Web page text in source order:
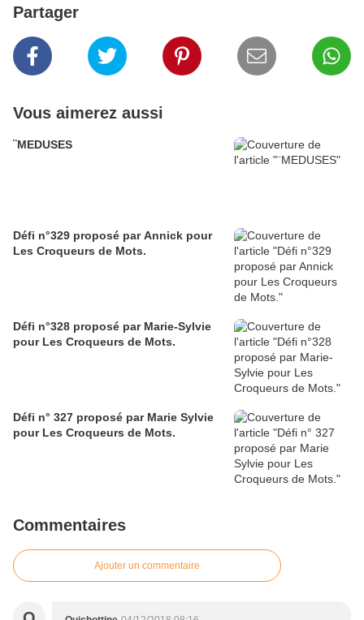
Partager
Vous aimerez aussi
¨MEDUSES
Défi n°329 proposé par Annick pour
Les Croqueurs de Mots.
Défi n°328 proposé par Marie-Sylvie
pour Les Croqueurs de Mots.
Défi n° 327 proposé par Marie Sylvie
pour Les Croqueurs de Mots.
Commentaires
Ajouter un commentaire